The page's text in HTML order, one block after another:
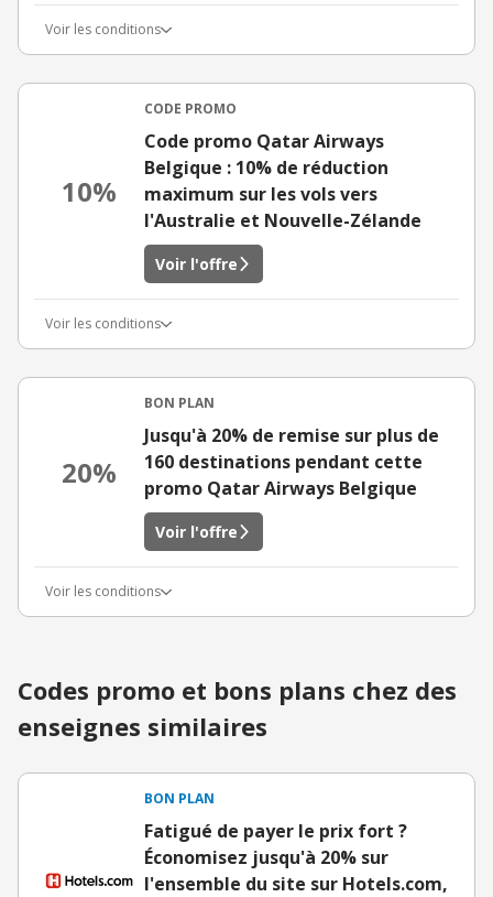
Voir les conditions
10%
CODE PROMO
Code promo Qatar Airways
Belgique : 10% de réduction
maximum sur les vols vers
l'Australie et Nouvelle-Zélande
Voir l'offre
Voir les conditions
20%
BON PLAN
Jusqu'à 20% de remise sur plus de
160 destinations pendant cette
promo Qatar Airways Belgique
Voir l'offre
Voir les conditions
Codes promo et bons plans chez des
enseignes similaires
BON PLAN
Fatigué de payer le prix fort ?
Économisez jusqu'à 20% sur
l'ensemble du site sur Hotels.com,